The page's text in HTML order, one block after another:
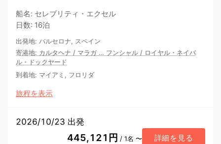
船名: セレブリティ・エクセル
日数: 16泊
出発地: バルセロナ, スペイン
寄港地: カルタヘナ / マラガ … フンシャル / ロイヤル・ネイバ
ル・ドックヤード
到着地: マイアミ, フロリダ
旅程を表示
2026/10/23 出発
445,121円 / 1名 〜 詳細を見る